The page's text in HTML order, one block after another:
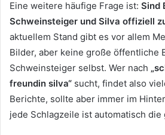
Eine weitere häufige Frage ist: Sind
Schweinsteiger und Silva offiziell
aktuellem Stand gibt es vor allem
Bilder, aber keine große öffentliche
Schweinsteiger selbst. Wer nach
freundin silva“ sucht, findet also
Berichte, sollte aber immer im
jede Schlagzeile ist automatisch die